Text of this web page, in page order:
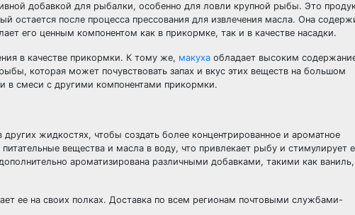
добавкой для рыбалки, особенно для ловли крупной рыбы. Это
остается после процесса прессования для извлечения масла. Она
его ценным компонентом как в прикормке, так и в качестве насадки.
в качестве прикормки. К тому же, макуха обладает высоким
которая может почувствовать запах и вкус этих веществ на большом
в смеси с другими компонентами прикормки.
жидкостях, чтобы создать более концентрированное и ароматное
вещества и масла в воду, что привлекает рыбу и стимулирует
ароматизирована различными добавками, такими как
ее на своих полках. Доставка по всем регионам почтовыми службами-